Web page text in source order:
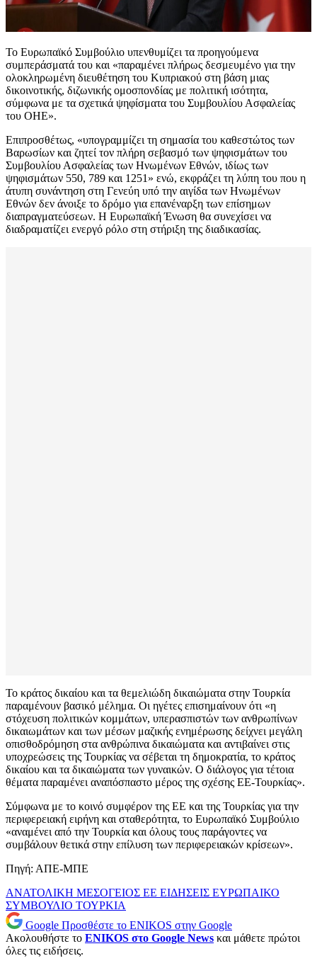
Το Ευρωπαϊκό Συμβούλιο υπενθυμίζει τα προηγούμενα
συμπεράσματά του και «παραμένει πλήρως δεσμευμένο για την
ολοκληρωμένη διευθέτηση του Κυπριακού στη βάση μιας
δικοινοτικής, διζωνικής ομοσπονδίας με πολιτική ισότητα,
σύμφωνα με τα σχετικά ψηφίσματα του Συμβουλίου Ασφαλείας
του ΟΗΕ».
Επιπροσθέτως, «υπογραμμίζει τη σημασία του καθεστώτος των
Βαρωσίων και ζητεί τον πλήρη σεβασμό των ψηφισμάτων του
Συμβουλίου Ασφαλείας των Ηνωμένων Εθνών, ιδίως των
ψηφισμάτων 550, 789 και 1251» ενώ, εκφράζει τη λύπη του που η
άτυπη συνάντηση στη Γενεύη υπό την αιγίδα των Ηνωμένων
Εθνών δεν άνοιξε το δρόμο για επανέναρξη των επίσημων
διαπραγματεύσεων. Η Ευρωπαϊκή Ένωση θα συνεχίσει να
διαδραματίζει ενεργό ρόλο στη στήριξη της διαδικασίας.
Το κράτος δικαίου και τα θεμελιώδη δικαιώματα στην Τουρκία
παραμένουν βασικό μέλημα. Οι ηγέτες επισημαίνουν ότι «η
στόχευση πολιτικών κομμάτων, υπερασπιστών των ανθρωπίνων
δικαιωμάτων και των μέσων μαζικής ενημέρωσης δείχνει μεγάλη
οπισθοδρόμηση στα ανθρώπινα δικαιώματα και αντιβαίνει στις
υποχρεώσεις της Τουρκίας να σέβεται τη δημοκρατία, το κράτος
δικαίου και τα δικαιώματα των γυναικών. Ο διάλογος για τέτοια
θέματα παραμένει αναπόσπαστο μέρος της σχέσης ΕΕ-Τουρκίας».
Σύμφωνα με το κοινό συμφέρον της ΕΕ και της Τουρκίας για την
περιφερειακή ειρήνη και σταθερότητα, το Ευρωπαϊκό Συμβούλιο
«αναμένει από την Τουρκία και όλους τους παράγοντες να
συμβάλουν θετικά στην επίλυση των περιφερειακών κρίσεων».
Πηγή: ΑΠΕ-ΜΠΕ
ΑΝΑΤΟΛΙΚΗ ΜΕΣΟΓΕΙΟΣ ΕΕ ΕΙΔΗΣΕΙΣ ΕΥΡΩΠΑΙΚΟ
ΣΥΜΒΟΥΛΙΟ ΤΟΥΡΚΙΑ
Google Προσθέστε το ENIKOS στην Google
Ακολουθήστε το ENIKOS στο Google News και μάθετε πρώτοι
όλες τις ειδήσεις.